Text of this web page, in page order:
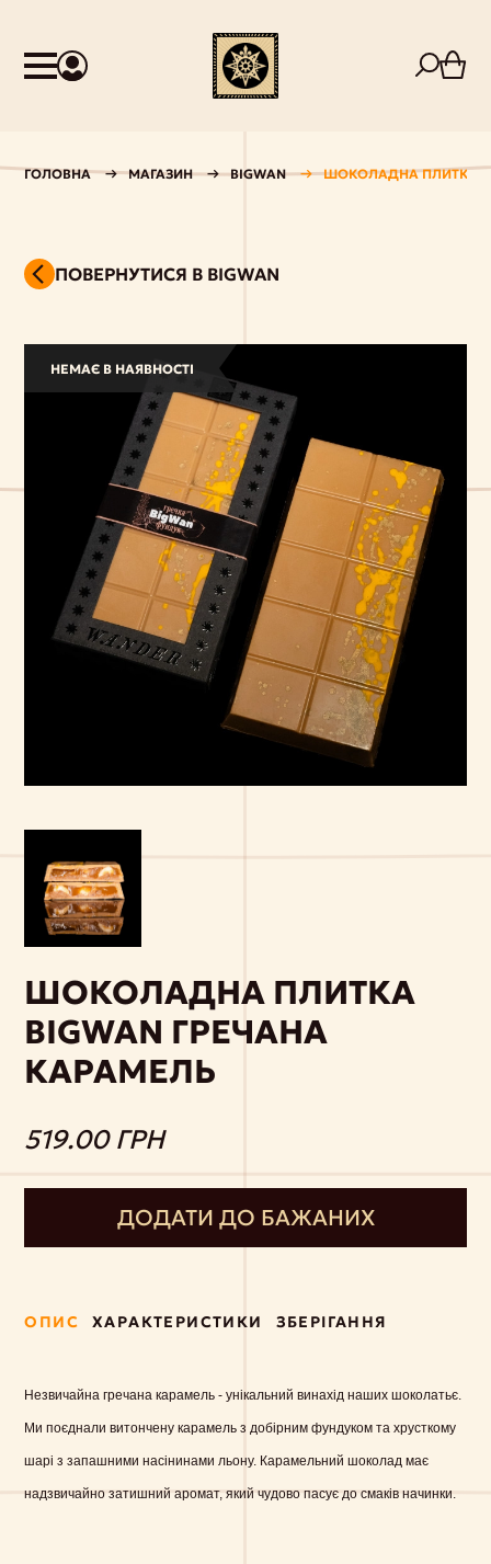
ГОЛОВНА МАГАЗИН BIGWAN ШОКОЛАДНА ПЛИТКА
ПОВЕРНУТИСЯ В BIGWAN
НЕМАЄ В НАЯВНОСТІ
ШОКОЛАДНА ПЛИТКА
BIGWAN ГРЕЧАНА
КАРАМЕЛЬ
519.00 ГРН
ДОДАТИ ДО БАЖАНИХ
ОПИС ХАРАКТЕРИСТИКИ ЗБЕРІГАННЯ
Незвичайна гречана карамель - унікальний винахід наших шоколатьє.
Ми поєднали витончену карамель з добірним фундуком та хрусткому
шарі з запашними насінинами льону. Карамельний шоколад має
надзвичайно затишний аромат, який чудово пасує до смаків начинки.